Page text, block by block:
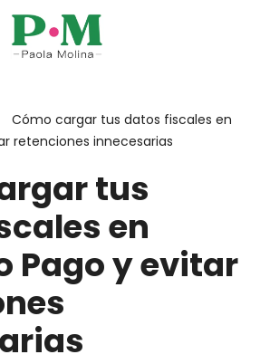
Cómo cargar tus datos fiscales en
retenciones innecesarias
tus
en
Pago y evitar